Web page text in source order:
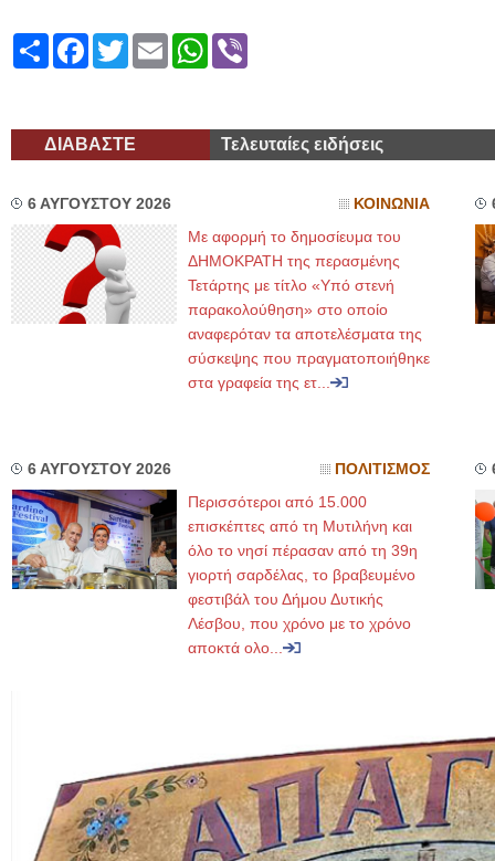
ShareFacebook
TwitterEmailWhatsApp
ΔΙΑΒΑΣΤΕ Τελευταίες ειδήσεις
6 ΑΥΓΟΥΣΤΟΥ 2026 ΚΟΙΝΩΝΙΑ
Με αφορμή το δημοσίευμα του
ΔΗΜΟΚΡΑΤΗ της περασμένης
Τετάρτης με τίτλο «Υπό στενή
παρακολούθηση» στο οποίο
αναφερόταν τα αποτελέσματα της
σύσκεψης που πραγματοποιήθηκε
στα γραφεία της ετ...
6 ΑΥΓΟΥΣΤΟΥ 2026 ΠΟΛΙΤΙΣΜΟΣ
Περισσότεροι από 15.000
επισκέπτες από τη Μυτιλήνη και
όλο το νησί πέρασαν από τη 39η
γιορτή σαρδέλας, το βραβευμένο
φεστιβάλ του Δήμου Δυτικής
Λέσβου, που χρόνο με το χρόνο
αποκτά ολο...